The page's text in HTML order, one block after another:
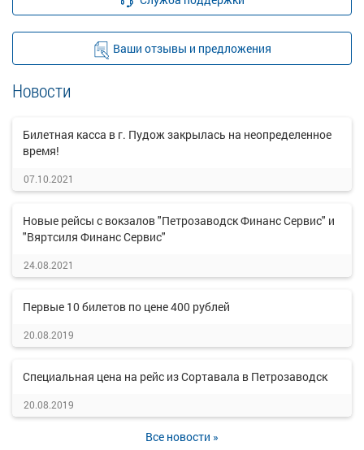
Ваши отзывы и предложения
Новости
Билетная касса в г. Пудож закрылась на неопределенное
время!
07.10.2021
Новые рейсы с вокзалов "Петрозаводск Финанс Сервис" и
"Вяртсиля Финанс Сервис"
24.08.2021
Первые 10 билетов по цене 400 рублей
20.08.2019
Специальная цена на рейс из Сортавала в Петрозаводск
20.08.2019
Все новости »